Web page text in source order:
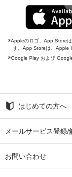
Appleのロゴ、App Store
す。App Storeは、Apple
Google Play および
はじめての方へ
メールサービス登録/
お問い合わせ